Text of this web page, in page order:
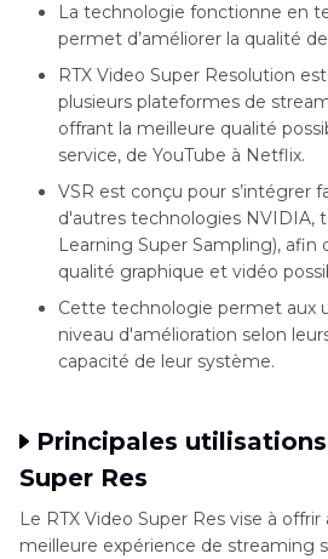
La technologie fonctionne en
permet d’améliorer la qualité
RTX Video Super Resolution
plusieurs plateformes de
offrant la meilleure qualité
service, de YouTube à Netflix.
VSR est conçu pour s’intégrer
d'autres technologies NVIDIA,
Learning Super Sampling), afin
qualité graphique et vidéo
Cette technologie permet aux
niveau d'amélioration selon
capacité de leur système.
Principales
Super Res
Le RTX Video Super Res vise à
meilleure expérience de streaming